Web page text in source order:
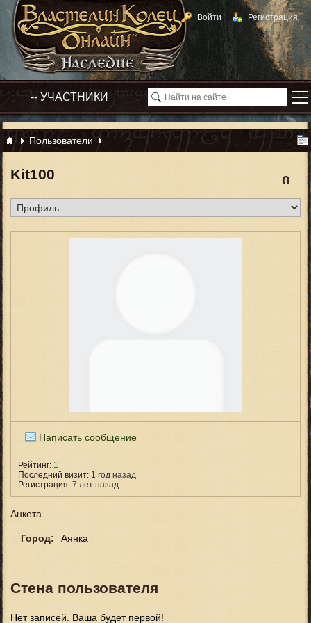
Войти Регистрация
Пользователи
0
Kit100
Написать сообщение
Рейтинг: 1
Последний визит: 1 год назад
Регистрация: 7 лет назад
Анкета
Город: Аянка
Стена пользователя
Нет записей. Ваша будет первой!